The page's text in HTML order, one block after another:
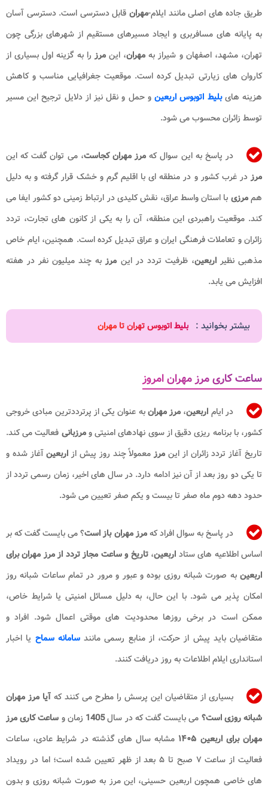
طریق جاده های اصلی مانند ایلام-مهران قابل دسترسی است. دسترسی آسان
به پایانه های مسافربری و ایجاد مسیرهای مستقیم از شهرهای بزرگی چون
تهران، مشهد، اصفهان و شیراز به مهران، اینمرز را به گزینه اول بسیاری از
کاروان های زیارتی تبدیل کرده است. موقعیت جغرافیایی مناسب و کاهش
هزینه هایبلیط اتوبوس اربعینو حمل و نقل نیز از دلایل ترجیح این مسیر
توسط زائران محسوب می شود.
در پاسخ به این سوال که مرز مهران کجاست، می توان گفت که این
مرزدر غرب کشور و در منطقه ای با اقلیم گرم و خشک قرار گرفته و به دلیل
هممرزی با استان واسط عراق، نقش کلیدی در ارتباط زمینی دو کشور ایفا می
کند. موقعیت راهبردی این منطقه، آن را به یکی از کانون های تجارت، تردد
زائران و تعاملات فرهنگی ایران و عراق تبدیل کرده است. همچنین، ایام خاص
مذهبی نظیراربعین، ظرفیت تردد در این مرز به چند میلیون نفر در هفته
افزایش می یابد.
بیشتر بخوانید : بلیط اتوبوس تهران تا مهران
ساعت کاری مرز مهران امروز
در ایام اربعین، مرز مهرانبه عنوان یکی از پرترددترین مبادی خروجی
کشور، با برنامه ریزی دقیق از سوی نهادهای امنیتی ومرزبانی فعالیت می کند.
تاریخ آغاز تردد زائران از این مرزمعمولاً چند روز پیش از اربعینآغاز شده و
تا یکی دو روز بعد از آن نیز ادامه دارد. در سال های اخیر، زمان رسمی تردد از
حدود دهه دوم ماه صفر تا بیست و یکم صفر تعیین می شود.
در پاسخ به سوال افراد کهمرز مهران باز است؟ می بایست گفت که بر
اساس اطلاعیه های ستاد اربعین،تاریخ و ساعت مجاز تردد از مرز مهران برای
اربعین به صورت شبانه روزی بوده و عبور و مرور در تمام ساعات شبانه روز
امکان پذیر می شود. با این حال، به دلیل مسائل امنیتی یا شرایط خاص،
ممکن است در برخی روزها محدودیت های موقتی اعمال شود. افراد و
متقاضیان باید پیش از حرکت، از منابع رسمی مانندسامانه سماح یا اخبار
استانداری ایلام اطلاعات به روز دریافت کنند.
بسیاری از متقاضیان این پرسش را مطرح می کنند که آیا مرز مهران
شبانه روزی است؟ می بایست گفت که در سال1405 زمان و ساعت کاری مرز
مهران برای اربعین ۱۴۰۵ مشابه سال های گذشته در شرایط عادی، ساعات
فعالیت از ساعت ۷ صبح تا ۵ بعد از ظهر تعیین شده است؛ اما در رویداد
های خاصی همچون اربعین حسینی، این مرز به صورت شبانه‌ روزی و بدون